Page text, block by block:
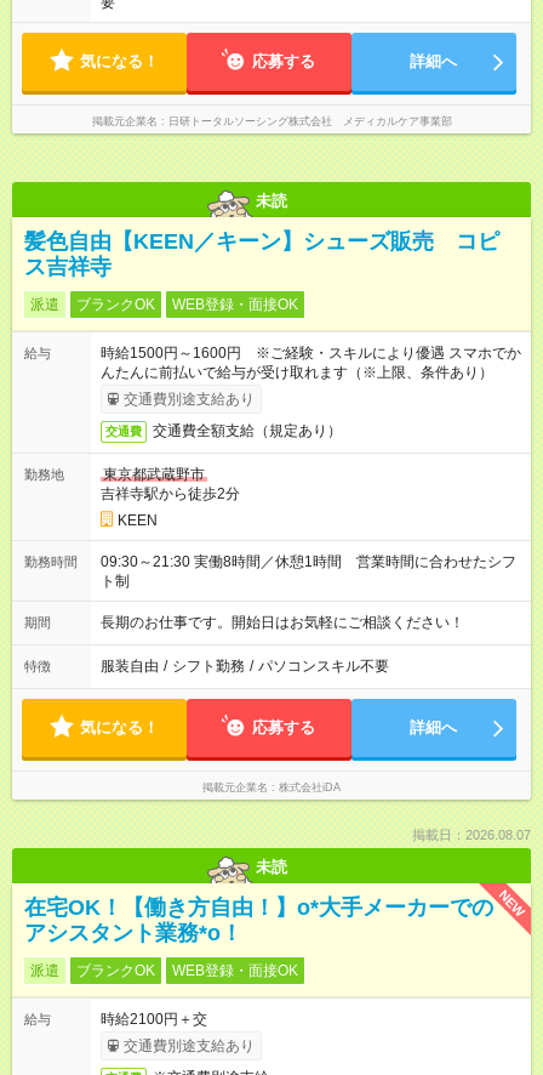
気になる！ 応募する 詳細へ
掲載元企業名 日研トータルソーシング株式会社 メディカルケア事業部
未読
髪色自由【KEEN／キーン】シューズ販売 コピ
ス吉祥寺
派遣 ブランクOK WEB登録・面接OK
給与
時給1500円～1600円 ※ご経験・スキルにより優遇 スマホでか
んたんに前払いで給与が受け取れます（※上限、条件あり）
交通費別途支給あり
交通費 交通費全額支給（規定あり）
勤務地
東京都武蔵野市
吉祥寺駅から徒歩2分
KEEN
勤務時間
09:30～21:30 実働8時間／休憩1時間 営業時間に合わせたシフ
ト制
期間 長期のお仕事です。開始日はお気軽にご相談ください！
特徴 服装自由 / シフト勤務 / パソコンスキル不要
気になる！ 応募する 詳細へ
掲載元企業名 株式会社iDA
掲載日：2026.08.07
未読
NEW
在宅OK！【働き方自由！】o*大手メーカーでの
アシスタント業務*o！
派遣 ブランクOK WEB登録・面接OK
給与
時給2100円＋交
交通費別途支給あり